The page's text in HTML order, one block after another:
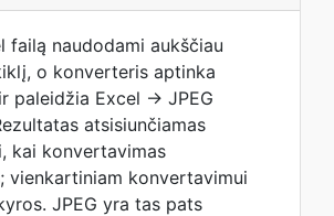
failą naudodami aukščiau
o konverteris aptinka
paleidžia Excel → JPEG
atsisiunčiamas
kai konvertavimas
vienkartiniam konvertavimui
JPEG yra tas pats